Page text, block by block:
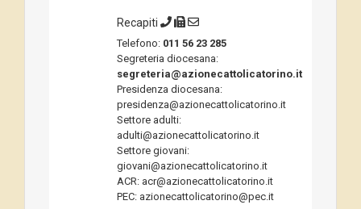
Recapiti
Telefono: 011 56 23 285
Segreteria diocesana:
segreteria@azionecattolicatorino.it
Presidenza diocesana:
presidenza@azionecattolicatorino.it
Settore adulti:
adulti@azionecattolicatorino.it
Settore giovani:
giovani@azionecattolicatorino.it
ACR: acr@azionecattolicatorino.it
PEC: azionecattolicatorino@pec.it